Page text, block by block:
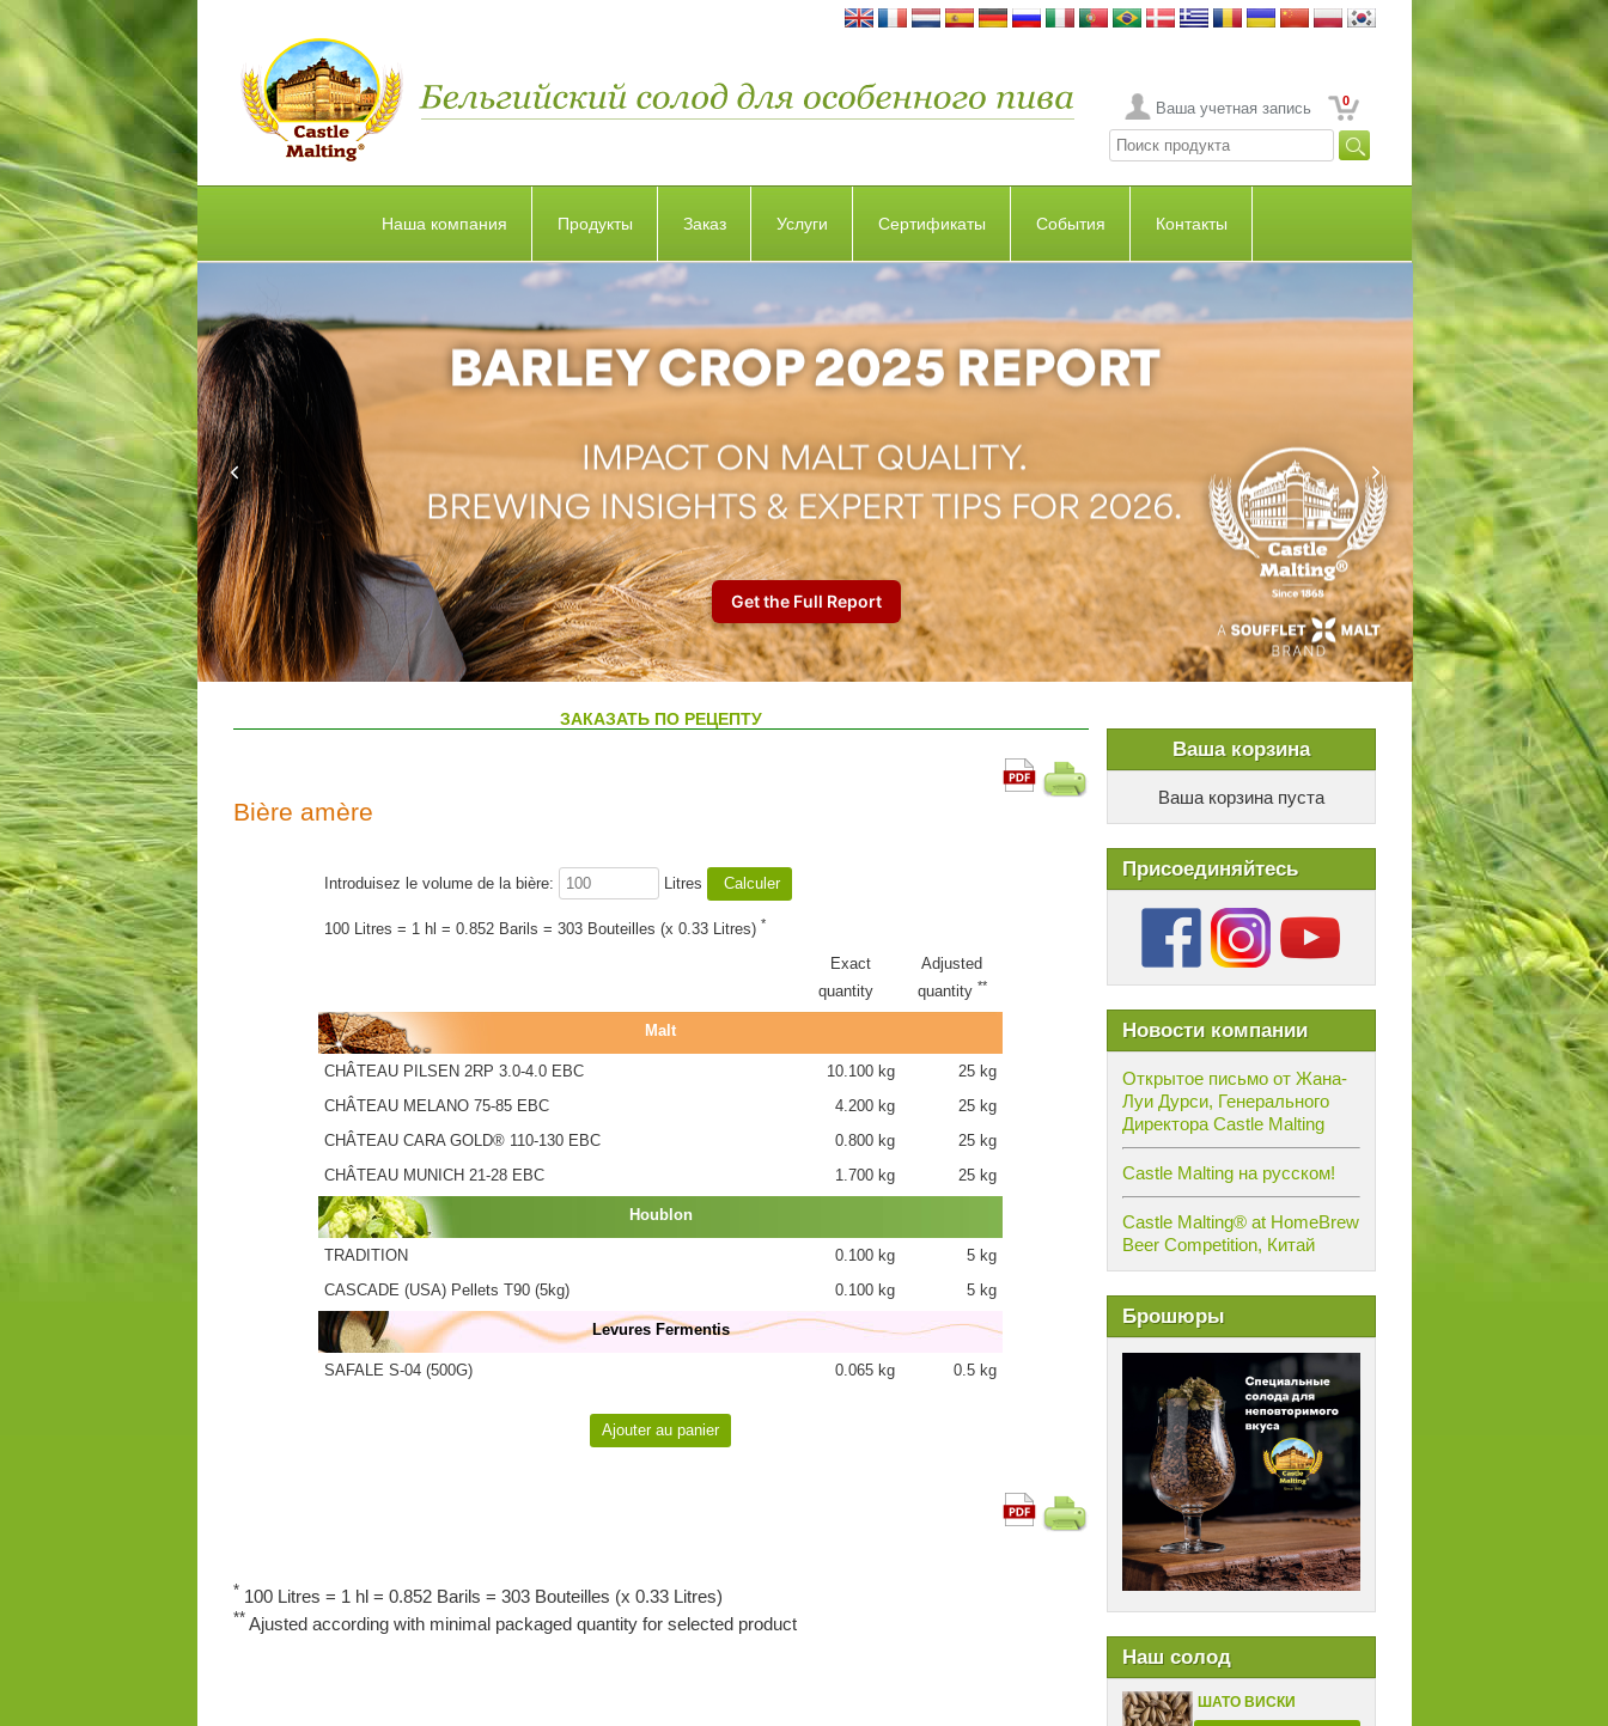
Ваша учетная запись 0
Наша компания Продукты Заказ Услуги Сертификаты События Контакты
Ваша корзина
Ваша корзина пуста
Присоединяйтесь
Новости компании
Открытое письмо от Жана-
Луи Дурси, Генерального
Директора Castle Malting
Castle Malting на русском!
Castle Malting® at HomeBrew
Beer Competition, Китай
Брошюры
Наш солод
ШАТО ВИСКИ
ЗАКАЗАТЬ ПО РЕЦЕПТУ
Bière amère
Introduisez le volume de la bière: Litres
100 Litres = 1 hl = 0.852 Barils = 303 Bouteilles (x 0.33 Litres) *
Exact
quantity
Adjusted
quantity **
Malt
CHÂTEAU PILSEN 2RP 3.0-4.0 EBC 10.100 kg
25 kg
CHÂTEAU MELANO 75-85 EBC
4.200 kg
25 kg
CHÂTEAU CARA GOLD® 110-130 EBC
0.800 kg
25 kg
CHÂTEAU MUNICH 21-28 EBC
1.700 kg 25 kg
Houblon
TRADITION 0.100 kg
5 kg
CASCADE (USA) Pellets T90 (5kg)
0.100 kg 5 kg
Levures Fermentis
SAFALE S-04 (500G) 0.065 kg 0.5 kg
* 100 Litres = 1 hl = 0.852 Barils = 303 Bouteilles (x 0.33 Litres)
** Ajusted according with minimal packaged quantity for selected product